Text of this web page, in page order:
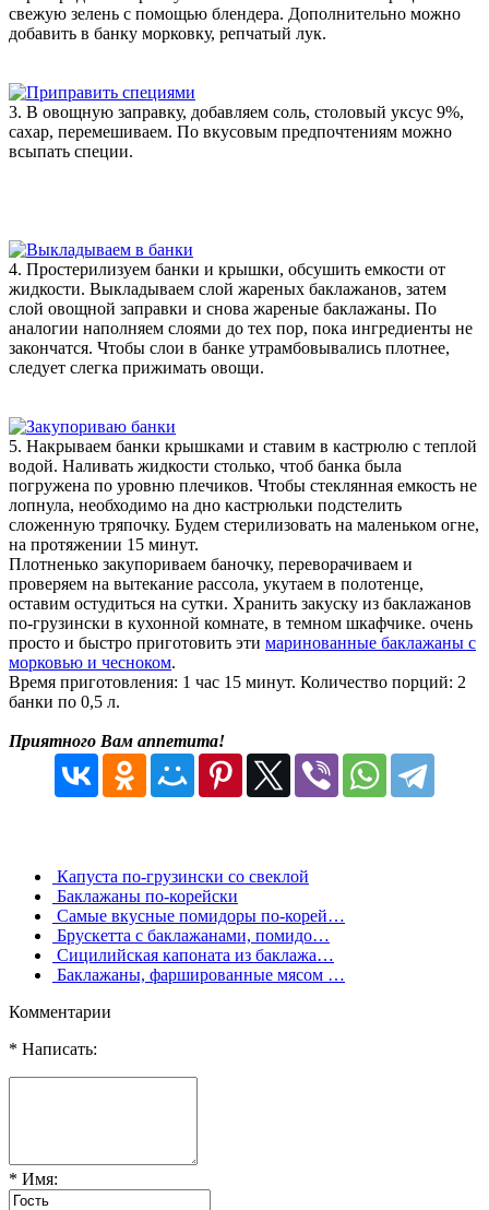
свежую зелень с помощью блендера. Дополнительно можно
добавить в банку морковку, репчатый лук.
3. В овощную заправку, добавляем соль, столовый уксус 9%,
сахар, перемешиваем. По вкусовым предпочтениям можно
всыпать специи.
4. Простерилизуем банки и крышки, обсушить емкости от
жидкости. Выкладываем слой жареных баклажанов, затем
слой овощной заправки и снова жареные баклажаны. По
аналогии наполняем слоями до тех пор, пока ингредиенты не
закончатся. Чтобы слои в банке утрамбовывались плотнее,
следует слегка прижимать овощи.
5. Накрываем банки крышками и ставим в кастрюлю с теплой
водой. Наливать жидкости столько, чтоб банка была
погружена по уровню плечиков. Чтобы стеклянная емкость не
лопнула, необходимо на дно кастрюльки подстелить
сложенную тряпочку. Будем стерилизовать на маленьком огне,
на протяжении 15 минут.
Плотненько закупориваем баночку, переворачиваем и
проверяем на вытекание рассола, укутаем в полотенце,
оставим остудиться на сутки. Хранить закуску из баклажанов
по-грузински в кухонной комнате, в темном шкафчике. очень
просто и быстро приготовить эти маринованные баклажаны с
морковью и чесноком.
Время приготовления: 1 час 15 минут. Количество порций: 2
банки по 0,5 л.
Приятного Вам аппетита!
Капуста по-грузински со свеклой
Баклажаны по-корейски
Самые вкусные помидоры по-корей…
Брускетта с баклажанами, помидо…
Сицилийская капоната из баклажа…
Баклажаны, фаршированные мясом …
Комментарии
* Написать:
* Имя: